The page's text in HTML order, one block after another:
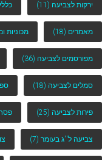
ירקות לצביעה (11) כללי
מאמרים (18) מכוניות
מפורסמים לצביעה (36)
סמלים לצביעה (18)
פירות לצביעה (25)
צביעה ל''ג בעומר (7)